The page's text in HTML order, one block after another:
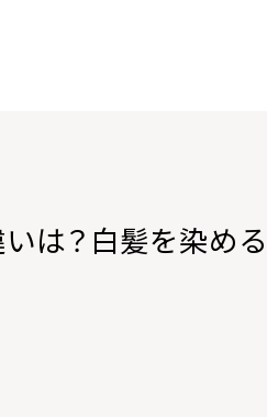
は？白髪を染め